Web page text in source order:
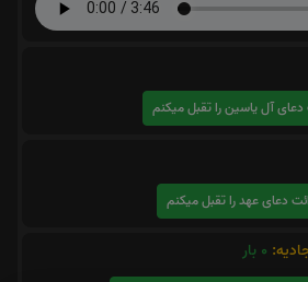
تقبل میکنم
0 بار